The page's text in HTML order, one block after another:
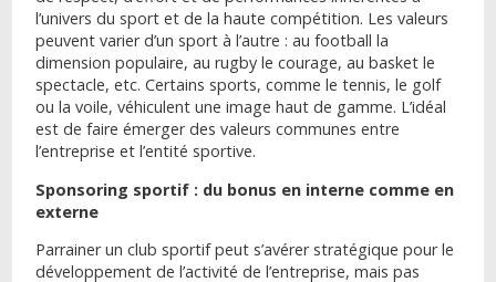
l’univers du sport et de la haute compétition. Les valeurs
peuvent varier d’un sport à l’autre : au football la
dimension populaire, au rugby le courage, au basket le
spectacle, etc. Certains sports, comme le tennis, le golf
ou la voile, véhiculent une image haut de gamme. L’idéal
est de faire émerger des valeurs communes entre
l’entreprise et l’entité sportive.
Sponsoring sportif : du bonus en interne comme en
externe
Parrainer un club sportif peut s’avérer stratégique pour le
développement de l’activité de l’entreprise, mais pas